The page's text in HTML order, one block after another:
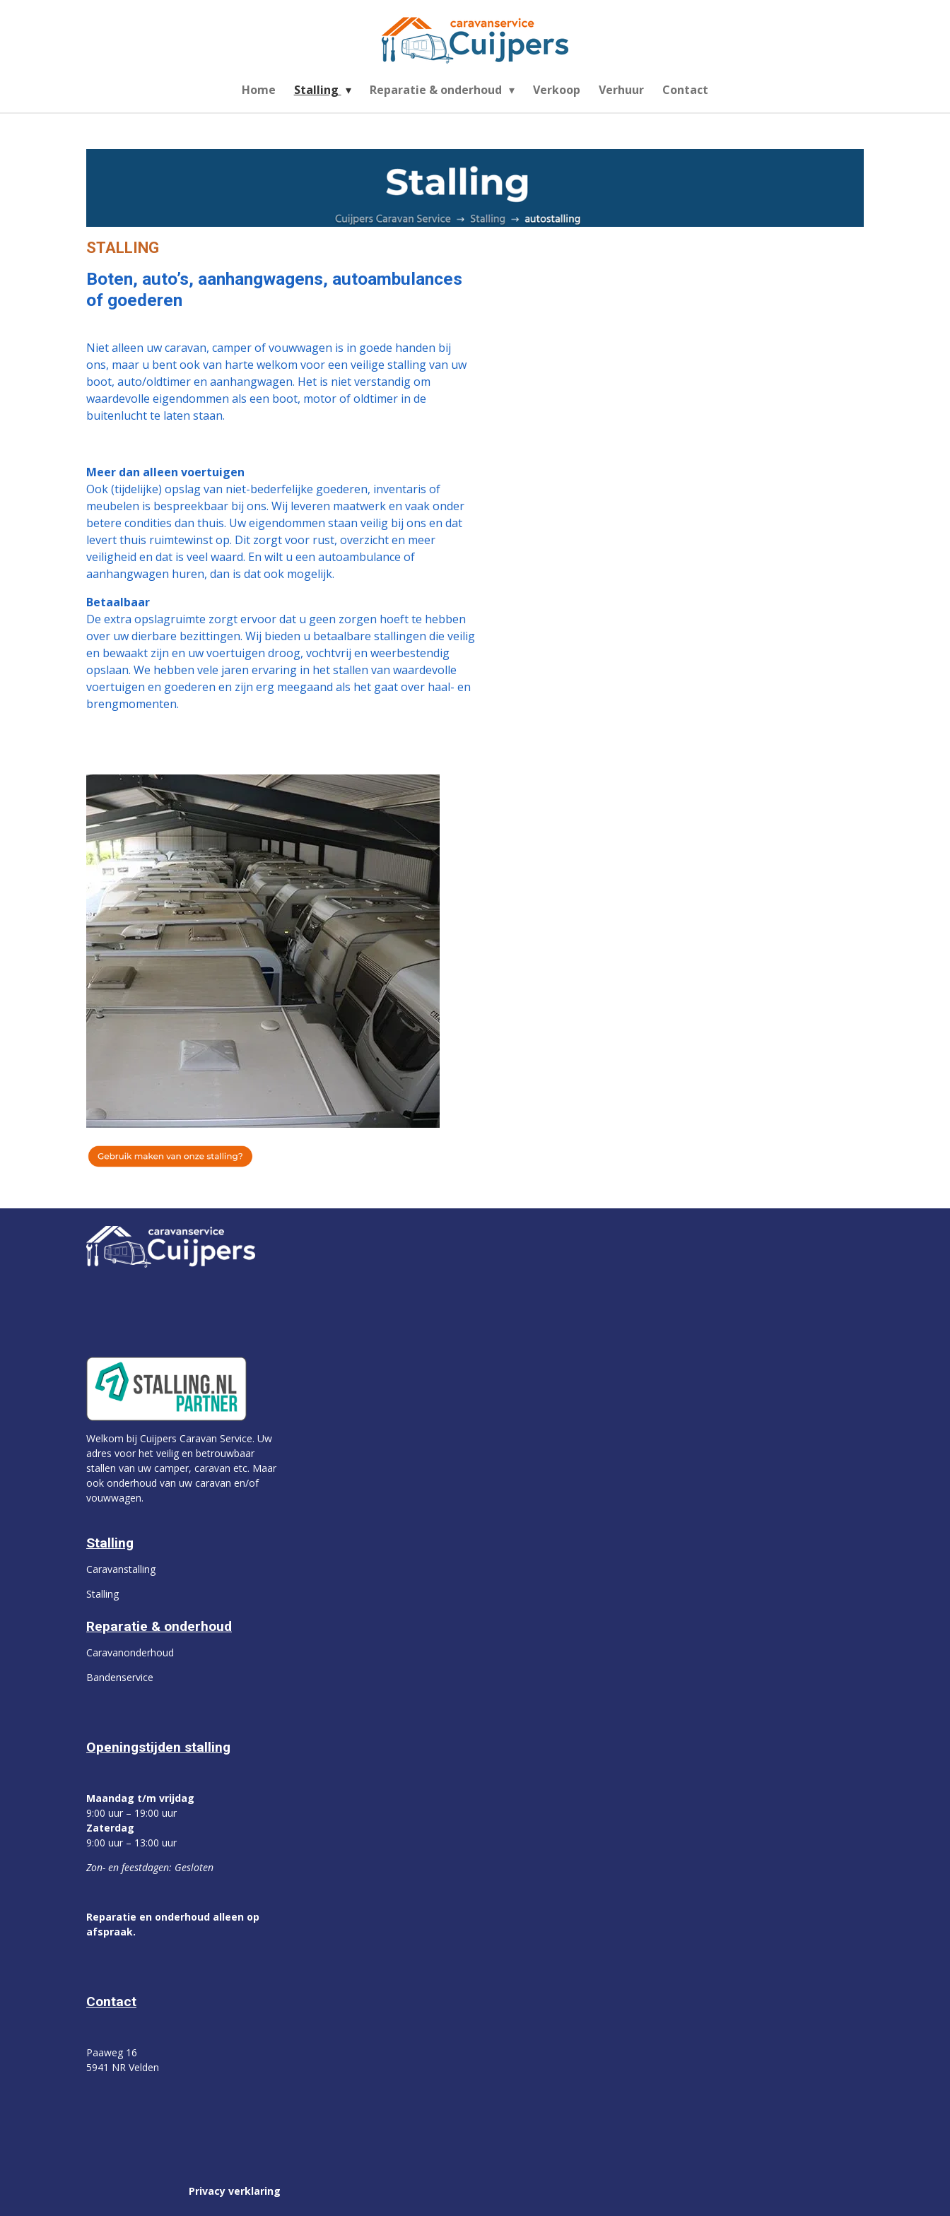
Home Stalling Reparatie & onderhoud Verkoop Verhuur Contact
STALLING
Boten, auto’s, aanhangwagens, autoambulances
of goederen
Niet alleen uw caravan, camper of vouwwagen is in goede handen bij
ons, maar u bent ook van harte welkom voor een veilige stalling van uw
boot, auto/oldtimer en aanhangwagen. Het is niet verstandig om
waardevolle eigendommen als een boot, motor of oldtimer in de
buitenlucht te laten staan.
Meer dan alleen voertuigen
Ook (tijdelijke) opslag van niet-bederfelijke goederen, inventaris of
meubelen is bespreekbaar bij ons. Wij leveren maatwerk en vaak onder
betere condities dan thuis. Uw eigendommen staan veilig bij ons en dat
levert thuis ruimtewinst op. Dit zorgt voor rust, overzicht en meer
veiligheid en dat is veel waard. En wilt u een autoambulance of
aanhangwagen huren, dan is dat ook mogelijk.
Betaalbaar
De extra opslagruimte zorgt ervoor dat u geen zorgen hoeft te hebben
over uw dierbare bezittingen. Wij bieden u betaalbare stallingen die veilig
en bewaakt zijn en uw voertuigen droog, vochtvrij en weerbestendig
opslaan. We hebben vele jaren ervaring in het stallen van waardevolle
voertuigen en goederen en zijn erg meegaand als het gaat over haal- en
brengmomenten.
Welkom bij Cuijpers Caravan Service. Uw
adres voor het veilig en betrouwbaar
stallen van uw camper, caravan etc. Maar
ook onderhoud van uw caravan en/of
vouwwagen.
Stalling
Caravanstalling
Stalling
Reparatie & onderhoud
Caravanonderhoud
Bandenservice
Openingstijden stalling
Maandag t/m vrijdag
9:00 uur – 19:00 uur
Zaterdag
9:00 uur – 13:00 uur
Zon- en feestdagen: Gesloten
Reparatie en onderhoud alleen op
afspraak.
Contact
Paaweg 16
5941 NR Velden
Privacy verklaring